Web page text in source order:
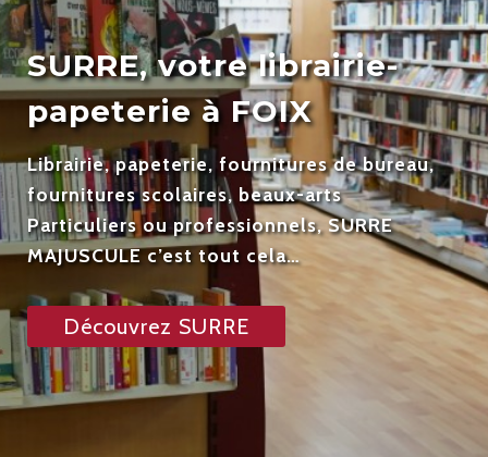
SURRE, votre librairie-
papeterie à FOIX
Librairie, papeterie, fournitures de bureau,
fournitures scolaires, beaux-arts
Particuliers ou professionnels, SURRE
MAJUSCULE c’est tout cela…
Découvrez SURRE